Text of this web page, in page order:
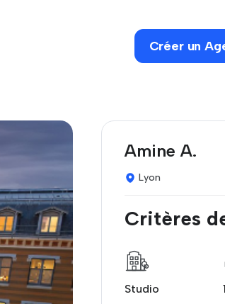
Créer un
Amine A.
Lyon
Critères
Studio